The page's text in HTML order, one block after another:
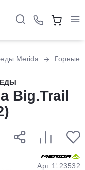
Merida Горные
Big.Trail
Арт:1123532